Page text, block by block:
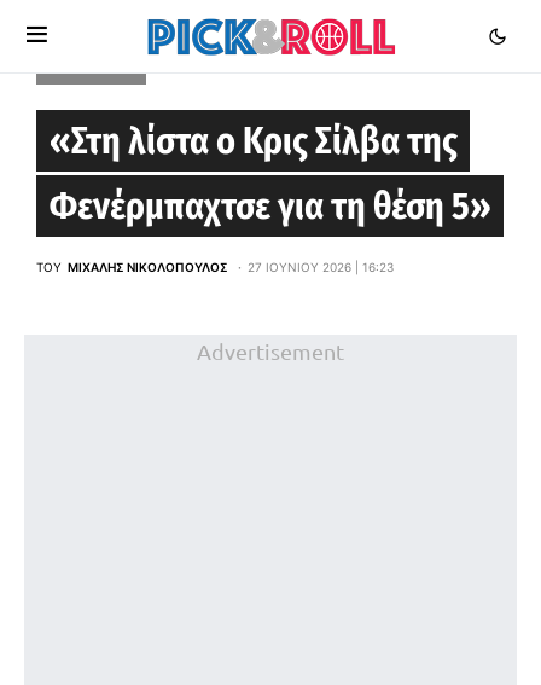
«Στη λίστα ο Κρις Σίλβα της
Φενέρμπαχτσε για τη θέση 5»
ΤΟΥ ΜΙΧΆΛΗΣ ΝΙΚΟΛΌΠΟΥΛΟΣ 27 ΙΟΥΝΊΟΥ 2026 | 16:23
Advertisement